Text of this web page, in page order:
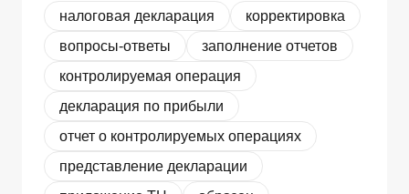
налоговая декларация
корректировка
вопросы-ответы
заполнение отчетов
контролируемая операция
декларация по прибыли
отчет о контролируемых операциях
представление декларации